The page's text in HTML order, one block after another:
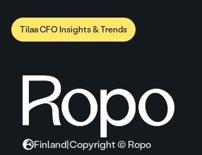
Tilaa CFO Insights & Trends
Finland Copyright © Ropo